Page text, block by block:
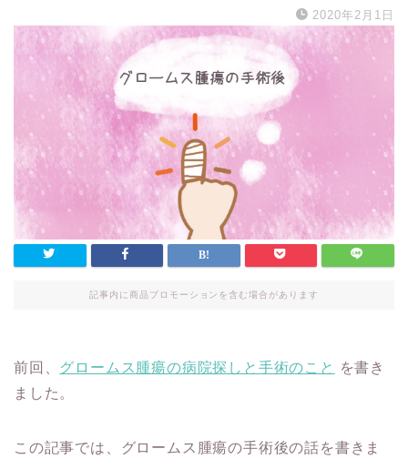
2020年2月1日
記事内に商品プロモーションを含む場合があります
前回、 グロームス腫瘍の病院探しと手術のこと
を書き
ました。
この記事では、グロームス腫瘍の手術後の話を書きま